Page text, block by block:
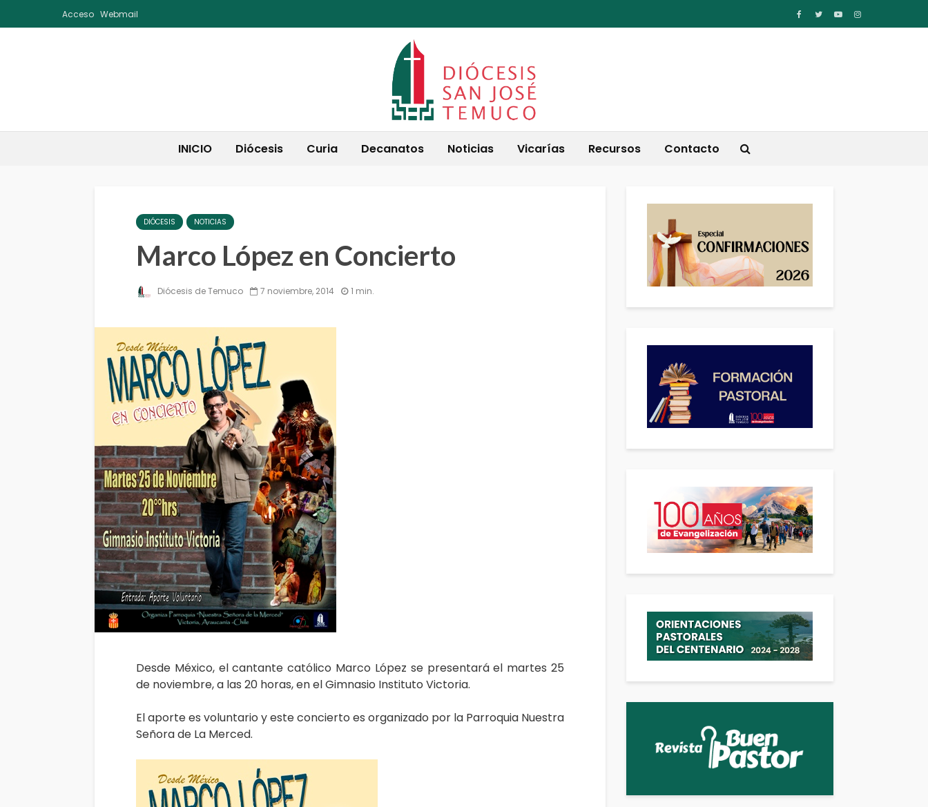
Acceso Webmail
INICIO Diócesis Curia Decanatos Noticias Vicarías Recursos Contacto
DIÓCESIS NOTICIAS
Marco López en Concierto
Diócesis de Temuco 7 noviembre, 2014 1 min.
Desde México, el cantante católico Marco López se presentará el martes 25
de noviembre, a las 20 horas, en el Gimnasio Instituto Victoria.
El aporte es voluntario y este concierto es organizado por la Parroquia Nuestra
Señora de La Merced.